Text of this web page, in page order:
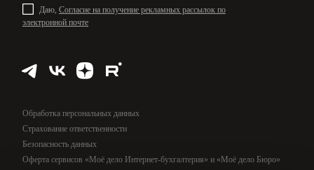
Даю, Согласие на получение рекламных рассылок по
электронной почте
Обработка персональных данных
Страхование ответственности
Безопасность данных
Оферта сервисов «Моё дело Интернет-бухгалтерия» и «Моё дело Бюро»